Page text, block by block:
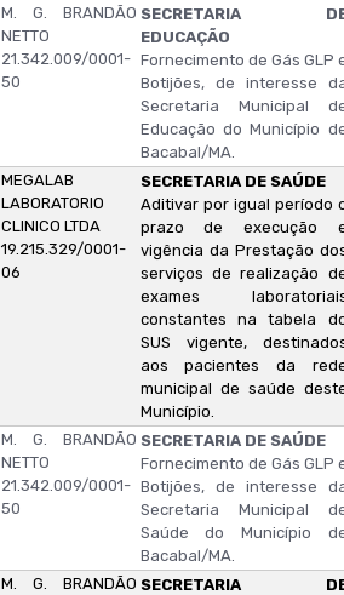
M. G. BRANDÃO
NETTO
21.342.009/0001-
50
SECRETARIA
EDUCAÇÃO
Fornecimento de Gás GLP
Botijões, de interesse
Secretaria Municipal
Educação do Município
Bacabal/MA.
MEGALAB
LABORATORIO
CLINICO LTDA
19.215.329/0001-
06
SECRETARIA DE SAÚDE
Aditivar por igual período
prazo de execução
vigência da Prestação
serviços de realização
exames
constantes na tabela
SUS vigente,
aos pacientes da
municipal de saúde
Município.
M. G. BRANDÃO
NETTO
21.342.009/0001-
50
SECRETARIA DE SAÚDE
Fornecimento de Gás GLP
Botijões, de interesse
Secretaria Municipal
Saúde do Município
Bacabal/MA.
M. G. BRANDÃO SECRETARIA